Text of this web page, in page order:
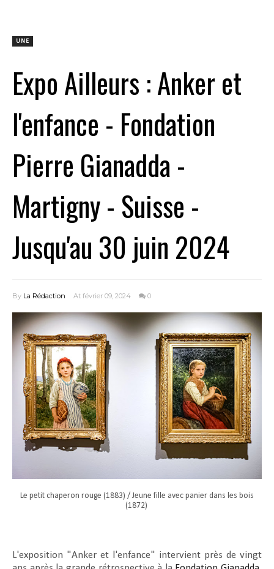
UNE
Expo Ailleurs : Anker et
l'enfance - Fondation
Pierre Gianadda -
Martigny - Suisse -
Jusqu'au 30 juin 2024
By La Rédaction At février 09, 2024 0
Le petit chaperon rouge (1883) / Jeune fille avec panier dans les bois
(1872)
L'exposition "Anker et l'enfance" intervient près de vingt